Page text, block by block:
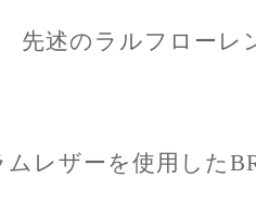
先述のラルフローレ
ムレザーを使用した